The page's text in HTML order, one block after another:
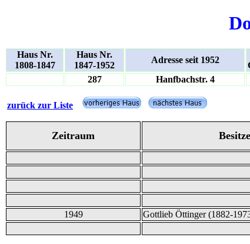
Haus Nr.
1808-1847
Haus Nr.
1847-1952
Adresse seit 1952
287
Hanfbachstr. 4
zurück zur Liste
Zeitraum
1949 Gottlieb Öttinger (1882-